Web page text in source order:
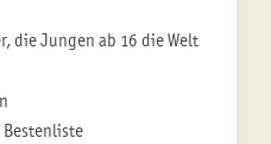
die Jungen ab 16 die Welt
Bestenliste